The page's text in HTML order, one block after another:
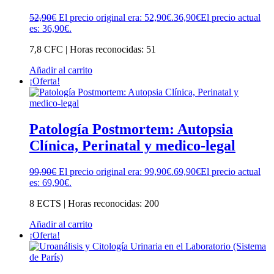
52,90€ El precio original era: 52,90€.36,90€El precio actual
es: 36,90€.
7,8 CFC | Horas reconocidas: 51
Añadir al carrito
¡Oferta!
Patología Postmortem: Autopsia
Clínica, Perinatal y medico-legal
99,90€ El precio original era: 99,90€.69,90€El precio actual
es: 69,90€.
8 ECTS | Horas reconocidas: 200
Añadir al carrito
¡Oferta!